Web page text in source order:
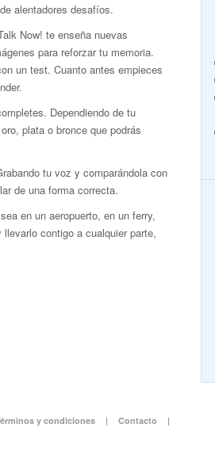
alentadores desafíos.
Now! te enseña nuevas
para reforzar tu memoria.
un test. Cuanto antes empieces
Dependiendo de tu
plata o bronce que podrás
tu voz y comparándola con
de una forma correcta.
en un aeropuerto, en un ferry,
contigo a cualquier parte,
y condiciones | Contacto |